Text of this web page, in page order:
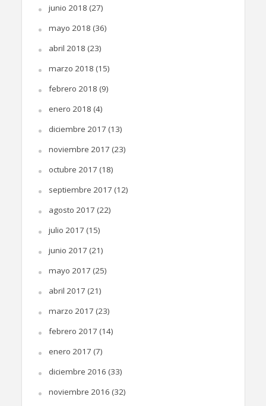
junio 2018 (27)
mayo 2018 (36)
abril 2018 (23)
marzo 2018 (15)
febrero 2018 (9)
enero 2018 (4)
diciembre 2017 (13)
noviembre 2017 (23)
octubre 2017 (18)
septiembre 2017 (12)
agosto 2017 (22)
julio 2017 (15)
junio 2017 (21)
mayo 2017 (25)
abril 2017 (21)
marzo 2017 (23)
febrero 2017 (14)
enero 2017 (7)
diciembre 2016 (33)
noviembre 2016 (32)